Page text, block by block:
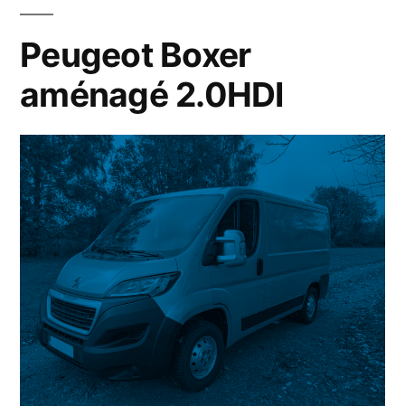
Peugeot Boxer
aménagé 2.0HDI